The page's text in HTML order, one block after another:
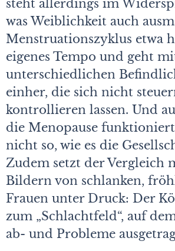
steht allerdings im
was Weiblichkeit auch
Menstruationszyklus etwa
eigenes Tempo und geht
unterschiedlichen
einher, die sich nicht
kontrollieren lassen. Und
die Menopause
nicht so, wie es die
Zudem setzt der Vergleich
Bildern von schlanken,
Frauen unter Druck: Der
zum „Schlachtfeld“, auf
ab- und Probleme